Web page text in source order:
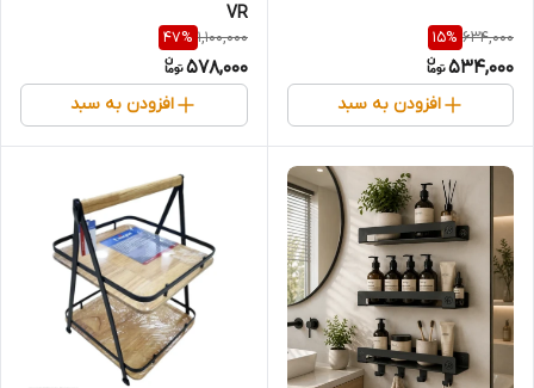
634,000
15%
534,000
افزودن به سبد
VR
1,100,000
47%
578,000
افزودن به سبد